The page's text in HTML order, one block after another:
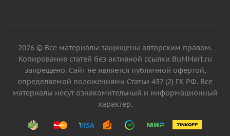
2026 © Все материалы защищены авторским правом.
Копирование статей без активной ссылки BuMMart.ru
запрещено. Сайт не является публичной офертой,
определяемой положениями Статьи 437 (2) ГК РФ. Все
материалы несут ознакомительный и информационный
характер.